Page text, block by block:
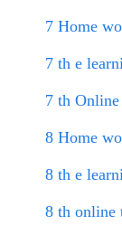
7 Home
7 th e
7 th Online
8 Home
8 th e
8 th online